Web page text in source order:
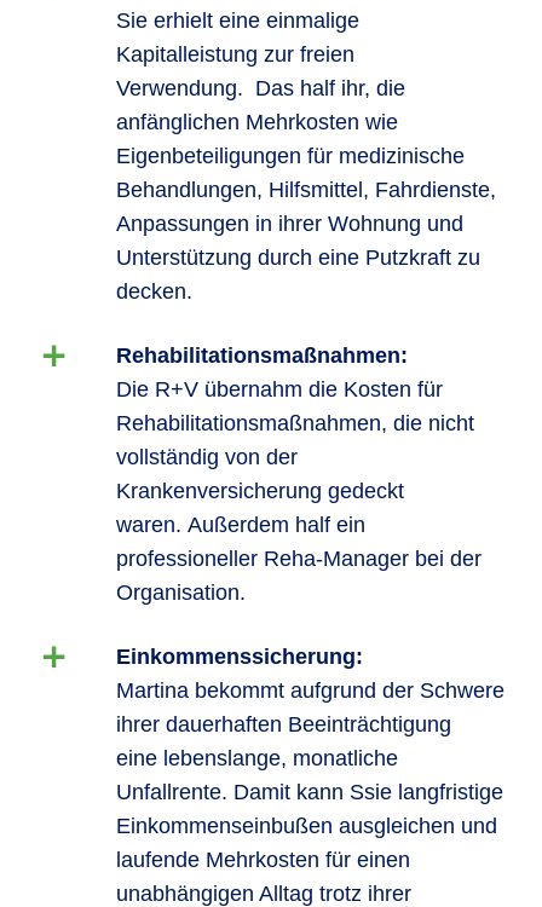
Sie erhielt eine einmalige
Kapitalleistung zur freien
Verwendung. Das half ihr, die
anfänglichen Mehrkosten wie
Eigenbeteiligungen für medizinische
Behandlungen, Hilfsmittel, Fahrdienste,
Anpassungen in ihrer Wohnung und
Unterstützung durch eine Putzkraft zu
decken.
Rehabilitationsmaßnahmen:
Die R+V übernahm die Kosten für
Rehabilitationsmaßnahmen, die nicht
vollständig von der
Krankenversicherung gedeckt
waren. Außerdem half ein
professioneller Reha-Manager bei der
Organisation.
Einkommenssicherung:
Martina bekommt aufgrund der Schwere
ihrer dauerhaften Beeinträchtigung
eine lebenslange, monatliche
Unfallrente. Damit kann Ssie langfristige
Einkommenseinbußen ausgleichen und
laufende Mehrkosten für einen
unabhängigen Alltag trotz ihrer